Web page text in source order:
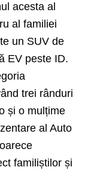
acesta al
al familiei
un SUV de
EV peste ID.
trei rânduri
și o mulțime
al Auto
familiștilor și